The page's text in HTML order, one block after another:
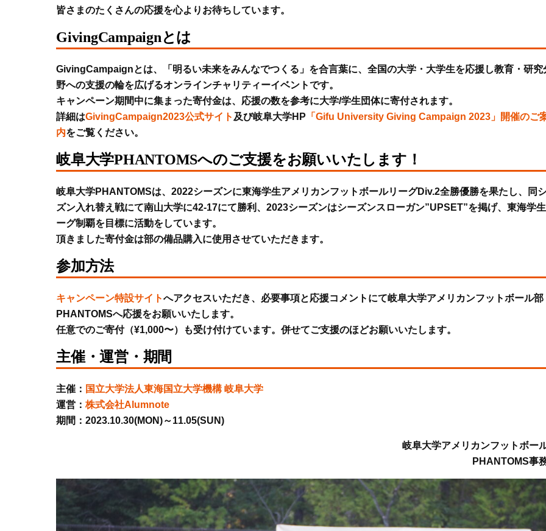
皆さまのたくさんの応援を心よりお待ちしています。
GivingCampaignとは
GivingCampaignとは、「明るい未来をみんなでつくる」を合言葉に、全国の大学・大学生を応援し教育・研究
野への支援の輪を広げるオンラインチャリティーイベントです。
キャンペーン期間中に集まった寄付金は、応援の数を参考に大学/学生団体に寄付されます。
詳細はGivingCampaign2023公式サイト 及び岐阜大学HP 「Gifu University Giving Campaign 2023」開催のご
内をご覧ください。
岐阜大学PHANTOMSへのご支援をお願いいたします！
岐阜大学PHANTOMSは、2022シーズンに東海学生アメリカンフットボールリーグDiv.2全勝優勝を果たし、同
ズン入れ替え戦にて南山大学に42-17にて勝利、2023シーズンはシーズンスローガン”UPSET”を掲げ、東海学生
ーグ制覇を目標に活動をしています。
頂きました寄付金は部の備品購入に使用させていただきます。
参加方法
キャンペーン特設サイトへアクセスいただき、必要事項と応援コメントにて岐阜大学アメリカンフットボール部
PHANTOMSへ応援をお願いいたします。
任意でのご寄付（¥1,000〜）も受け付けています。併せてご支援のほどお願いいたします。
主催・運営・期間
主催： 国立大学法人東海国立大学機構 岐阜大学
運営： 株式会社Alumnote
期間：2023.10.30(MON)～11.05(SUN)
岐阜大学アメリカンフットボー
PHANTOMS事